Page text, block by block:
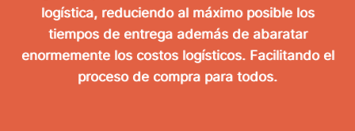
logística, reduciendo al máximo posible los
tiempos de entrega además de abaratar
enormemente los costos logísticos. Facilitando el
proceso de compra para todos.